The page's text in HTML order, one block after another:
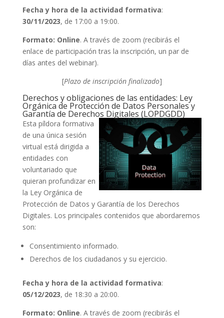
Fecha y hora de la actividad formativa:
30/11/2023, de 17:00 a 19:00.
Formato: Online. A través de zoom (recibirás el
enlace de participación tras la inscripción, un par de
días antes del webinar).
[Plazo de inscripción finalizado]
Derechos y obligaciones de las entidades: Ley
Orgánica de Protección de Datos Personales y
Garantía de Derechos Digitales (LOPDGDD)
Esta píldora formativa
de una única sesión
virtual está dirigida a
entidades con
voluntariado que
quieran profundizar en
la Ley Orgánica de
Protección de Datos y Garantía de los Derechos
Digitales. Los principales contenidos que abordaremos
son:
Consentimiento informado.
Derechos de los ciudadanos y su ejercicio.
Fecha y hora de la actividad formativa:
05/12/2023, de 18:30 a 20:00.
Formato: Online. A través de zoom (recibirás el